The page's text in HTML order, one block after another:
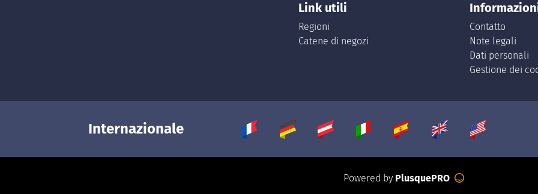
Link utili
Regioni
Catene di negozi
Contatto
Note legali
Dati personali
Gestione dei
Internazionale
Powered by PlusquePRO